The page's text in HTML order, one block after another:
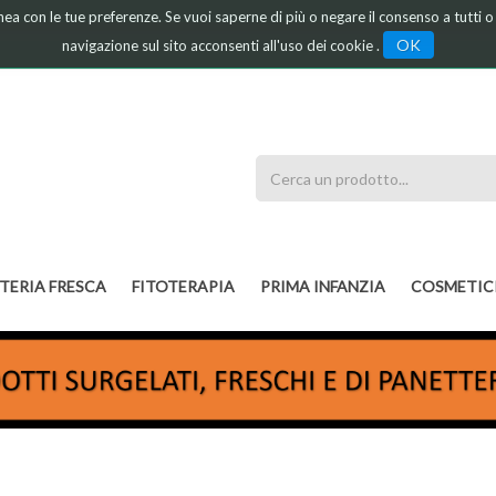
con le tue preferenze. Se vuoi saperne di più o negare il consenso a tutti
navigazione sul sito acconsenti all'uso dei cookie .
OK
Prodotto
FRESCA FITOTERAPIA PRIMA INFANZIA